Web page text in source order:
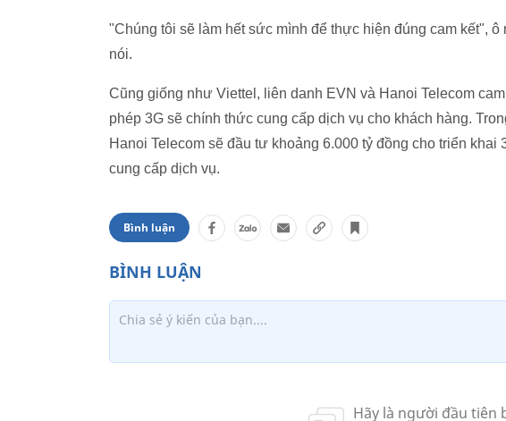
"Chúng tôi sẽ làm hết sức mình để thực hiện đúng cam kết", ô
nói.
Cũng giống như Viettel, liên danh EVN và Hanoi Telecom
phép 3G sẽ chính thức cung cấp dịch vụ cho khách hàng.
Hanoi Telecom sẽ đầu tư khoảng 6.000 tỷ đồng cho triển
cung cấp dịch vụ.
Bình luận